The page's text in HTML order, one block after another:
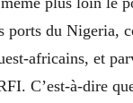
ports du Nigeria,
africains, et
C’est-à-dire